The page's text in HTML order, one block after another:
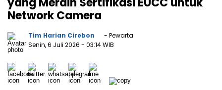
Network Camera
Tim Harian Cirebon
- Pewarta
Senin, 6 Juli 2026 - 03:14 WIB